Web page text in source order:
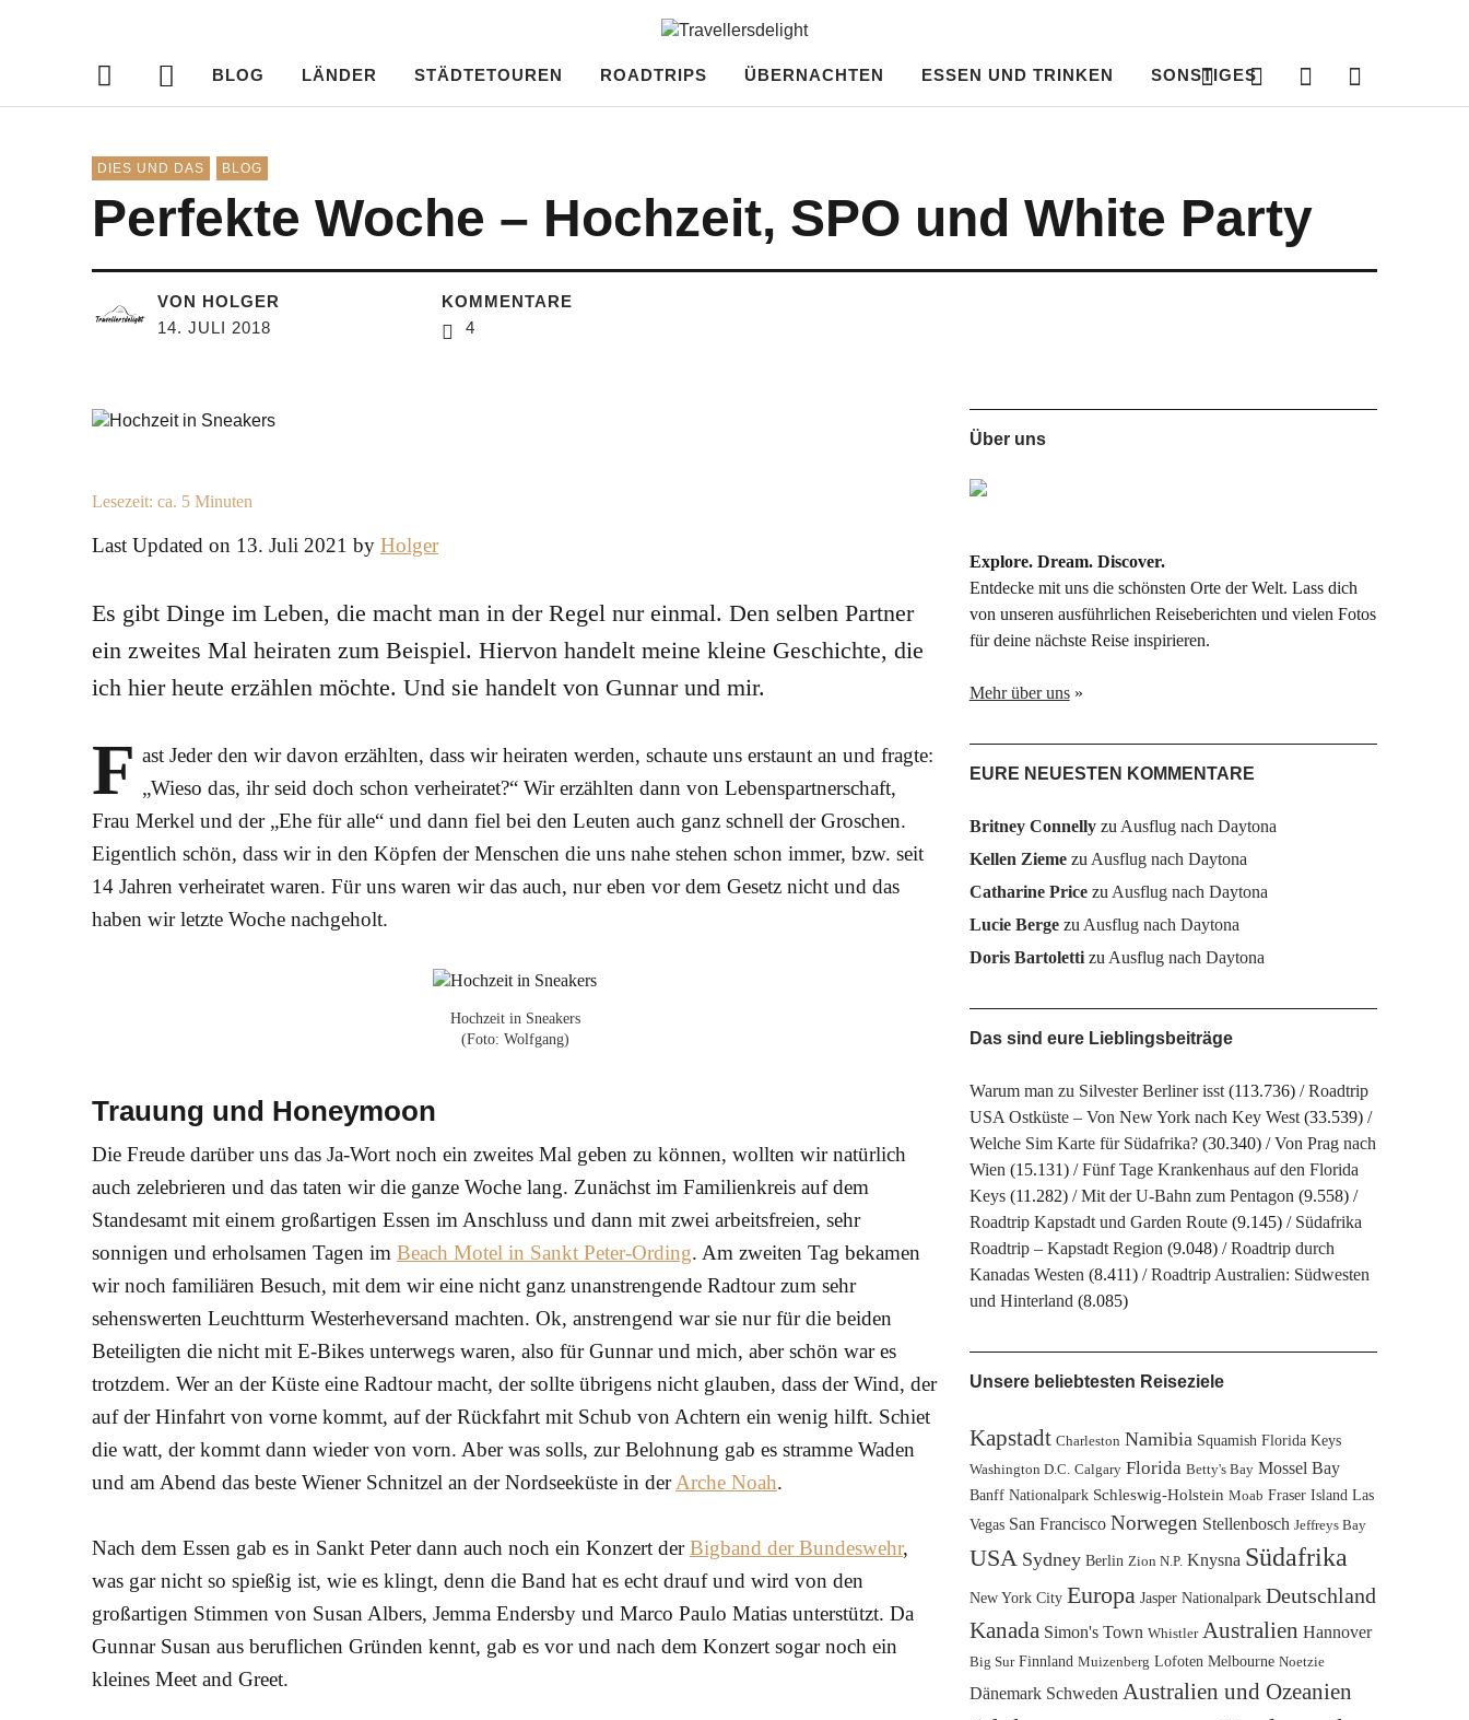
Travellersdelight
BLOG LÄNDER STÄDTETOUREN ROADTRIPS ÜBERNACHTEN ESSEN UND TRINKEN SONSTIGES
DIES UND DAS BLOG
Perfekte Woche – Hochzeit, SPO und White Party
VON HOLGER
14. JULI 2018
KOMMENTARE
4
Lesezeit: ca. 5 Minuten
Last Updated on 13. Juli 2021 by Holger
Es gibt Dinge im Leben, die macht man in der Regel nur einmal. Den selben Partner
ein zweites Mal heiraten zum Beispiel. Hiervon handelt meine kleine Geschichte, die
ich hier heute erzählen möchte. Und sie handelt von Gunnar und mir.
F ast Jeder den wir davon erzählten, dass wir heiraten werden, schaute uns erstaunt an und fragte:
„Wieso das, ihr seid doch schon verheiratet?“ Wir erzählten dann von Lebenspartnerschaft,
Frau Merkel und der „Ehe für alle“ und dann fiel bei den Leuten auch ganz schnell der Groschen.
Eigentlich schön, dass wir in den Köpfen der Menschen die uns nahe stehen schon immer, bzw. seit
14 Jahren verheiratet waren. Für uns waren wir das auch, nur eben vor dem Gesetz nicht und das
haben wir letzte Woche nachgeholt.
Hochzeit in Sneakers
(Foto: Wolfgang)
Trauung und Honeymoon
Die Freude darüber uns das Ja-Wort noch ein zweites Mal geben zu können, wollten wir natürlich
auch zelebrieren und das taten wir die ganze Woche lang. Zunächst im Familienkreis auf dem
Standesamt mit einem großartigen Essen im Anschluss und dann mit zwei arbeitsfreien, sehr
sonnigen und erholsamen Tagen im Beach Motel in Sankt Peter-Ording. Am zweiten Tag bekamen
wir noch familiären Besuch, mit dem wir eine nicht ganz unanstrengende Radtour zum sehr
sehenswerten Leuchtturm Westerheversand machten. Ok, anstrengend war sie nur für die beiden
Beteiligten die nicht mit E-Bikes unterwegs waren, also für Gunnar und mich, aber schön war es
trotzdem. Wer an der Küste eine Radtour macht, der sollte übrigens nicht glauben, dass der Wind, der
auf der Hinfahrt von vorne kommt, auf der Rückfahrt mit Schub von Achtern ein wenig hilft. Schiet
die watt, der kommt dann wieder von vorn. Aber was solls, zur Belohnung gab es stramme Waden
und am Abend das beste Wiener Schnitzel an der Nordseeküste in derArche Noah.
Nach dem Essen gab es in Sankt Peter dann auch noch ein Konzert derBigband der Bundeswehr,
was gar nicht so spießig ist, wie es klingt, denn die Band hat es echt drauf und wird von den
großartigen Stimmen von Susan Albers, Jemma Endersby und Marco Paulo Matias unterstützt. Da
Gunnar Susan aus beruflichen Gründen kennt, gab es vor und nach dem Konzert sogar noch ein
kleines Meet and Greet.
Über uns
Explore. Dream. Discover.
Entdecke mit uns die schönsten Orte der Welt. Lass dich
von unseren ausführlichen Reiseberichten und vielen Fotos
für deine nächste Reise inspirieren.
Mehr über uns»
EURE NEUESTEN KOMMENTARE
Britney Connellyzu Ausflug nach Daytona
Kellen Ziemezu Ausflug nach Daytona
Catharine Pricezu Ausflug nach Daytona
Lucie Bergezu Ausflug nach Daytona
Doris Bartolettizu Ausflug nach Daytona
Das sind eure Lieblingsbeiträge
Warum man zu Silvester Berliner isst (113.736)
Roadtrip
USA Ostküste – Von New York nach Key West (33.539)
Welche Sim Karte für Südafrika? (30.340)
Von Prag nach
Wien (15.131)
Fünf Tage Krankenhaus auf den Florida
Keys (11.282) Mit der U-Bahn zum Pentagon (9.558)
Roadtrip Kapstadt und Garden Route (9.145)
Südafrika
Roadtrip – Kapstadt Region (9.048)
Roadtrip durch
Kanadas Westen (8.411)
Roadtrip Australien: Südwesten
und Hinterland (8.085)
Unsere beliebtesten Reiseziele
Kapstadt Charleston Namibia Squamish Florida Keys
Washington D.C. Calgary Florida Betty's Bay Mossel Bay
Banff Nationalpark Schleswig-Holstein Moab Fraser Island Las
Vegas San Francisco Norwegen Stellenbosch Jeffreys Bay
USA Sydney Berlin Zion N.P. Knysna Südafrika
New York City Europa Jasper Nationalpark Deutschland
Kanada Simon's Town Whistler Australien Hannover
Big Sur Finnland Muizenberg Lofoten Melbourne Noetzie
Dänemark Schweden Australien und Ozeanien